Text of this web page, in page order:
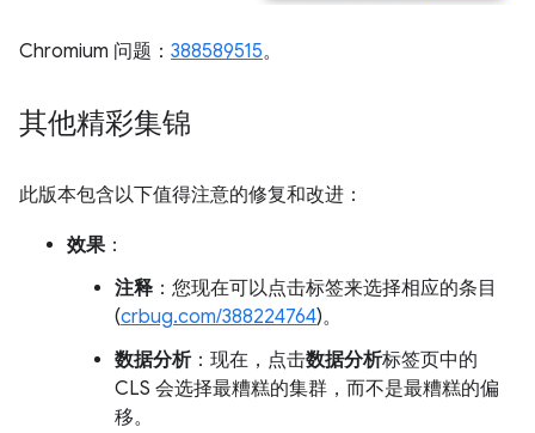
Chromium 问题： 388589515。
其他精彩集锦
此版本包含以下值得注意的修复和改进：
效果 ：
注释 ：您现在可以点击标签来选择相应的条目
(crbug.com/388224764)。
数据分析：现在，点击数据分析标签页中的
CLS 会选择最糟糕的集群，而不是最糟糕的偏
移。